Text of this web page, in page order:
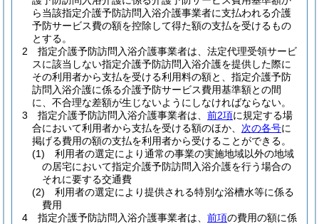
ら当該指定介護予防訪問入浴介護事業者に支払われる介護
予防サービス費の額を控除して得た額の支払を受けるもの
とする。
2
指定介護予防訪問入浴介護事業者は、法定代理受領サービ
スに該当しない指定介護予防訪問入浴介護を提供した際に
その利用者から支払を受ける利用料の額と、指定介護予防
訪問入浴介護に係る介護予防サービス費用基準額との間
に、不合理な差額が生じないようにしなければならない。
3
指定介護予防訪問入浴介護事業者は、 前2項に規定する場
合において利用者から支払を受ける額のほか、 次の各号に
掲げる費用の額の支払を利用者から受けることができる。
(1)
利用者の選定により通常の事業の実施地域以外の地域
の居宅において指定介護予防訪問入浴介護を行う場合の
それに要する交通費
(2)
利用者の選定により提供される特別な浴槽水等に係る
費用
4
指定介護予防訪問入浴介護事業者は、 前項の費用の額に係